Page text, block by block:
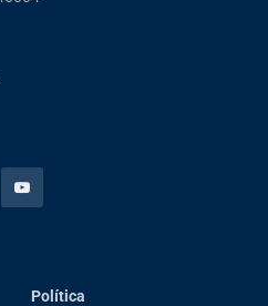
Política